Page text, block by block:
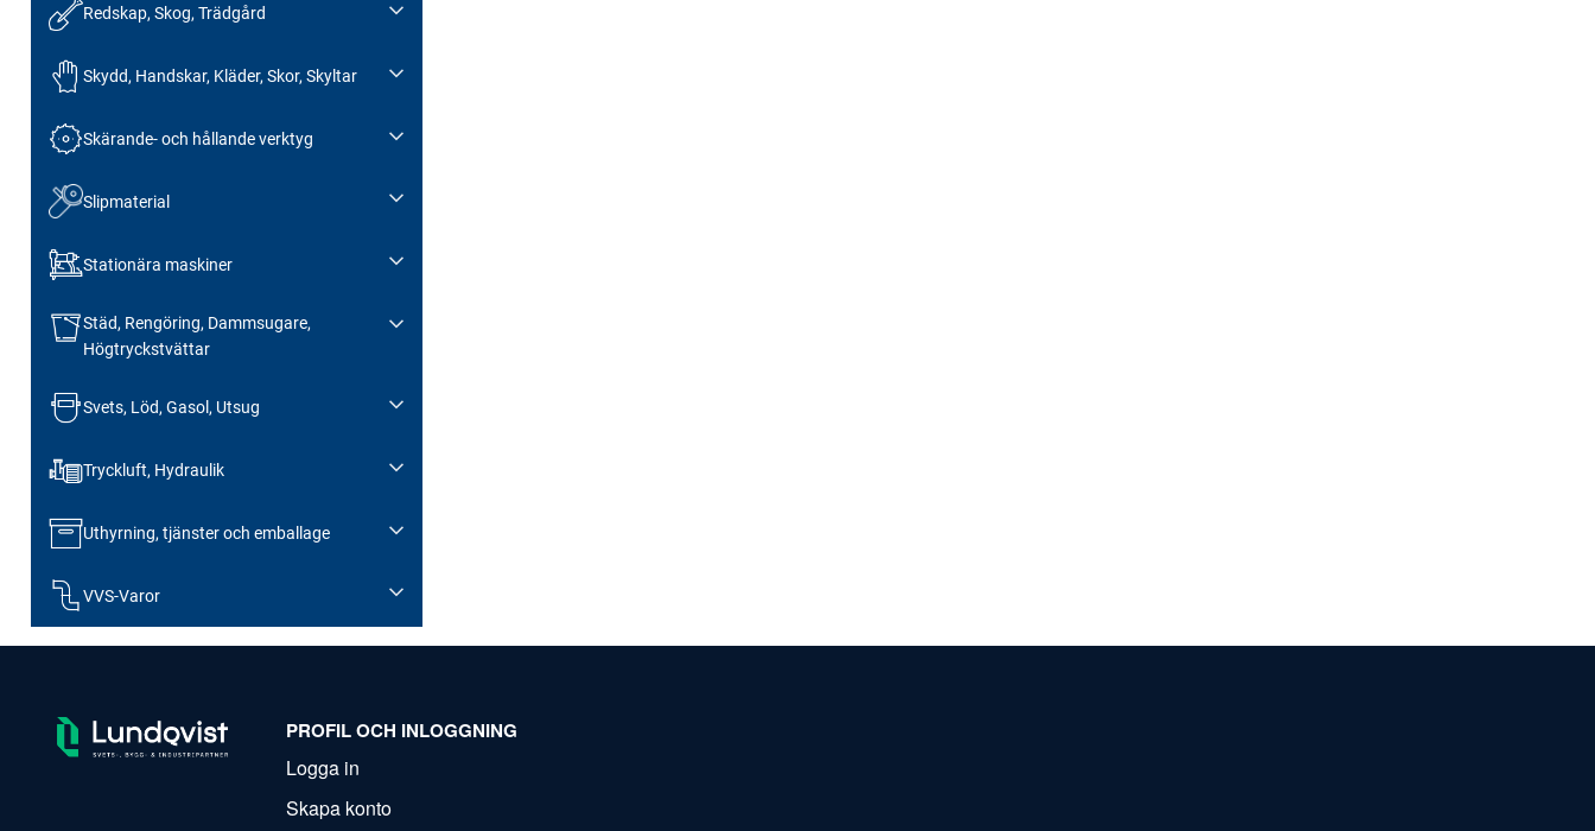
Redskap, Skog, Trädgård
Skydd, Handskar, Kläder, Skor, Skyltar
Skärande- och hållande verktyg
Slipmaterial
Stationära maskiner
Städ, Rengöring, Dammsugare,
Högtryckstvättar
Svets, Löd, Gasol, Utsug
Tryckluft, Hydraulik
Uthyrning, tjänster och emballage
VVS-Varor
PROFIL OCH INLOGGNING
Logga in
Skapa konto